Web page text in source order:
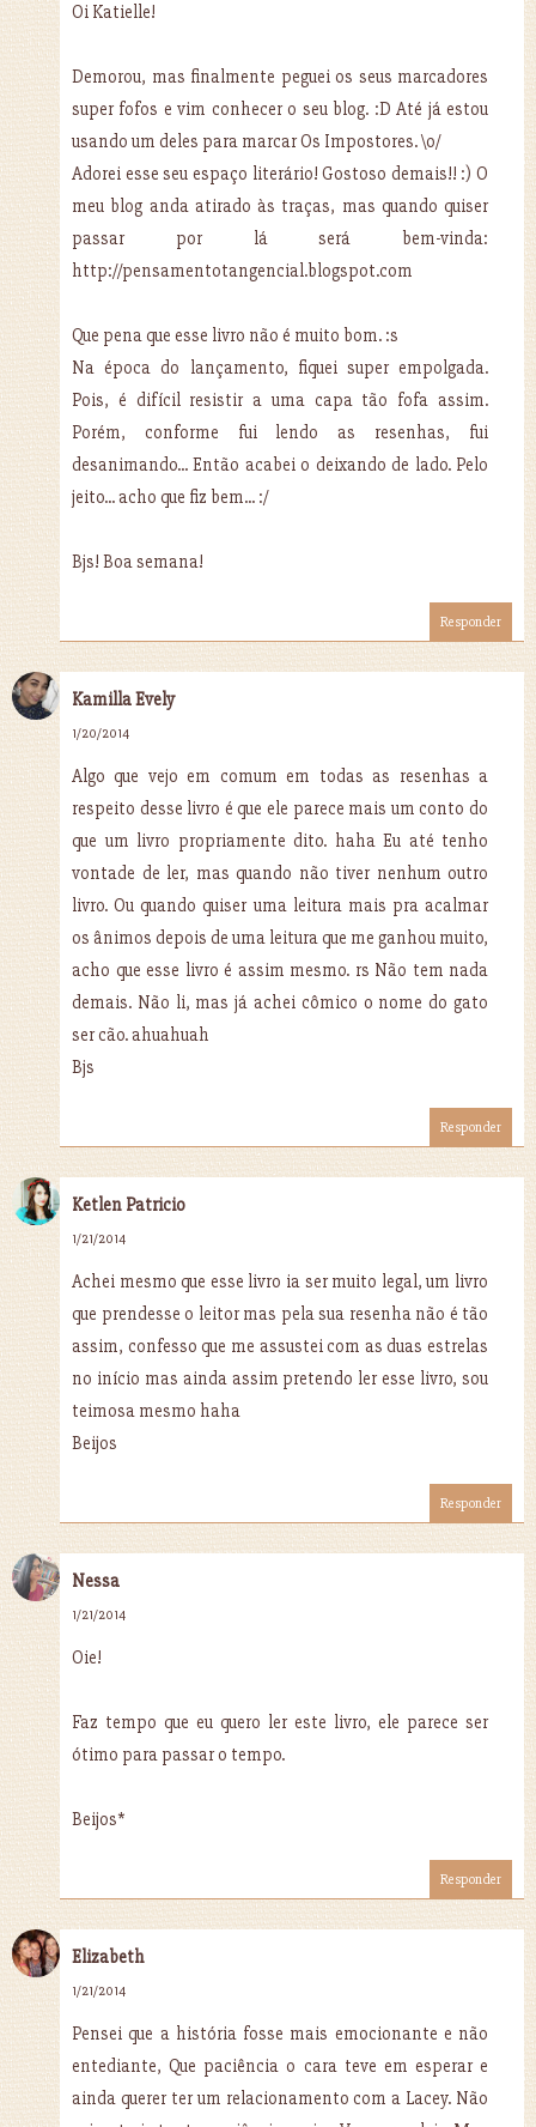
Oi Katielle!
Demorou, mas finalmente peguei os seus marcadores
super fofos e vim conhecer o seu blog. :D Até já estou
usando um deles para marcar Os Impostores. \o/
Adorei esse seu espaço literário! Gostoso demais!! :) O
meu blog anda atirado às traças, mas quando quiser
passar por lá será bem-vinda:
http://pensamentotangencial.blogspot.com
Que pena que esse livro não é muito bom. :s
Na época do lançamento, fiquei super empolgada.
Pois, é difícil resistir a uma capa tão fofa assim.
Porém, conforme fui lendo as resenhas, fui
desanimando... Então acabei o deixando de lado. Pelo
jeito... acho que fiz bem... :/
Bjs! Boa semana!
Responder
Kamilla Evely
1/20/2014
Algo que vejo em comum em todas as resenhas a
respeito desse livro é que ele parece mais um conto do
que um livro propriamente dito. haha Eu até tenho
vontade de ler, mas quando não tiver nenhum outro
livro. Ou quando quiser uma leitura mais pra acalmar
os ânimos depois de uma leitura que me ganhou muito,
acho que esse livro é assim mesmo. rs Não tem nada
demais. Não li, mas já achei cômico o nome do gato
ser cão. ahuahuah
Bjs
Responder
Ketlen Patricio
1/21/2014
Achei mesmo que esse livro ia ser muito legal, um livro
que prendesse o leitor mas pela sua resenha não é tão
assim, confesso que me assustei com as duas estrelas
no início mas ainda assim pretendo ler esse livro, sou
teimosa mesmo haha
Beijos
Responder
Nessa
1/21/2014
Oie!
Faz tempo que eu quero ler este livro, ele parece ser
ótimo para passar o tempo.
Beijos*
Responder
Elizabeth
1/21/2014
Pensei que a história fosse mais emocionante e não
entediante, Que paciência o cara teve em esperar e
ainda querer ter um relacionamento com a Lacey. Não